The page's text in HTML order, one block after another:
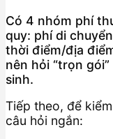
Có 4 nhóm phí
quy: phí di
thời điểm/địa
nên hỏi “trọn
sinh.
Tiếp theo, để
câu hỏi ngắn: